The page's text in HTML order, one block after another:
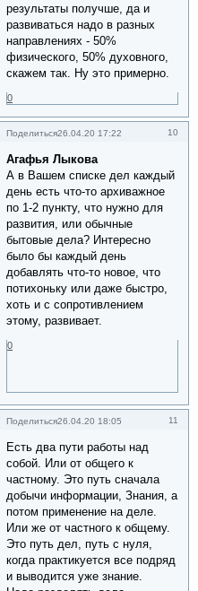
результаты получше, да и
развиваться надо в разных
направлениях - 50%
физического, 50% духовного,
скажем так. Ну это примерно.
0
Поделиться 10
26.04.20 17:22
Агафья Лыкова
А в Вашем списке дел каждый
день есть что-то архиважное
по 1-2 пункту, что нужно для
развития, или обычные
бытовые дела? Интересно
было бы каждый день
добавлять что-то новое, что
потихоньку или даже быстро,
хоть и с сопротивлением
этому, развивает.
0
Поделиться 11
26.04.20 18:05
Есть два пути работы над
собой. Или от общего к
частному. Это путь сначала
добычи информации, Знания, а
потом применение на деле.
Или же от частного к общему.
Это путь дел, путь с нуля,
когда практикуется все подряд
и выводится уже знание.